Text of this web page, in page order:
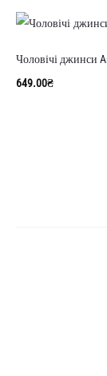
Чоловічі джинси
649.00₴